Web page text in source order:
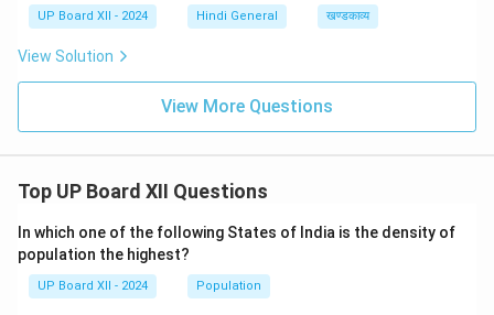
UP Board XII - 2024 Hindi General खण्डकाव्य
View Solution
View More Questions
Top UP Board XII Questions
In which one of the following States of India is the density of
population the highest?
UP Board XII - 2024 Population